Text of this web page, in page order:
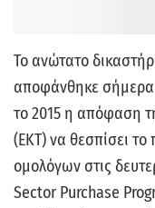
Το ανώτατο
αποφάνθηκε σήμερα
το 2015 η απόφαση
(ΕΚΤ) να θεσπίσει
ομολόγων στις
Sector Purchase